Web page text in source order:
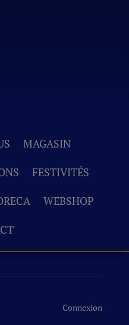
MAGASIN
FESTIVITÉS
WEBSHOP
Connexion